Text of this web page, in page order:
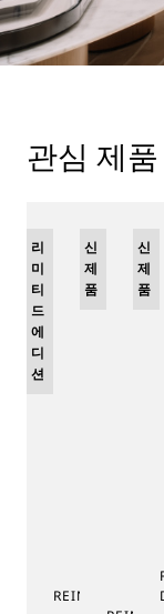
관심 제품
REINE DE
리
미
티
드
에
디
션
신
제
품
신
제
품